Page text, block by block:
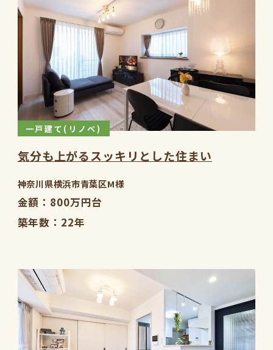
一戸建て(リノベ)
気分も上がるスッキリとした住まい
神奈川県横浜市青葉区M様
金額
800万円台
築年数
22年